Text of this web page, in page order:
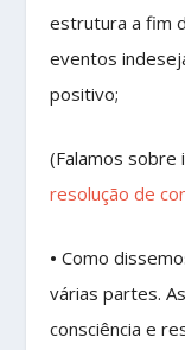
estrutura a fim
eventos
positivo;
(Falamos
resolução de
• Como
várias partes.
consciência e